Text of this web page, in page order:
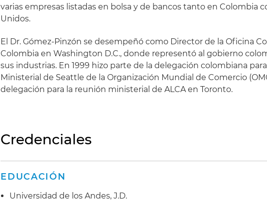
varias empresas listadas en bolsa y de bancos tanto en Colombia
Unidos.
El Dr. Gómez-Pinzón se desempeñó como Director de la Oficina
Colombia en Washington D.C., donde representó al gobierno
sus industrias. En 1999 hizo parte de la delegación colombiana
Ministerial de Seattle de la Organización Mundial de Comercio
delegación para la reunión ministerial de ALCA en Toronto.
Credenciales
EDUCACIÓN
Universidad de los Andes, J.D.